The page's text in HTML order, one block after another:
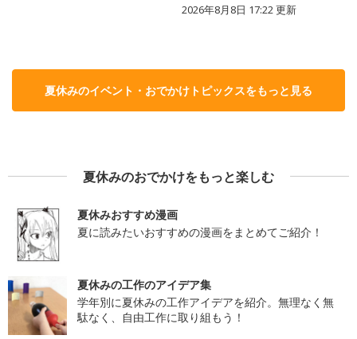
2026年8月8日 17:22更新
夏休みのイベント・おでかけトピックスをもっと見る
夏休みのおでかけをもっと楽しむ
夏休みおすすめ漫画
夏に読みたいおすすめの漫画をまとめてご紹介！
夏休みの工作のアイデア集
学年別に夏休みの工作アイデアを紹介。無理なく無
駄なく、自由工作に取り組もう！